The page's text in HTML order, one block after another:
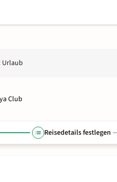
Urlaub
Club
Reisedetails festlegen